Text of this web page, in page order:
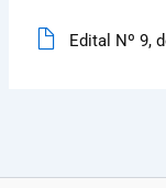
Edital Nº 9,